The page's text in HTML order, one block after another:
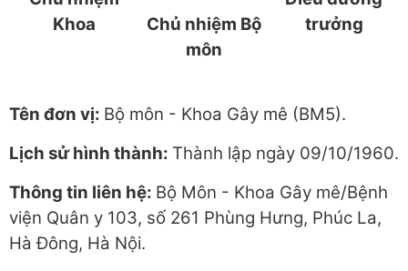
Khoa
Chủ nhiệm Bộ
môn
trưởng
Tên đơn vị: Bộ môn - Khoa Gây mê (BM5).
Lịch sử hình thành: Thành lập ngày 09/10/1960.
Thông tin liên hệ: Bộ Môn - Khoa Gây mê/Bệnh
viện Quân y 103, số 261 Phùng Hưng, Phúc La,
Hà Đông, Hà Nội.